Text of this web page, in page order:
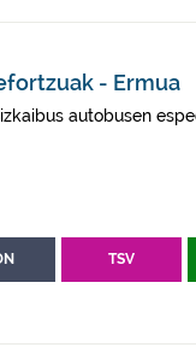
- Ermua
autobusen
TSV